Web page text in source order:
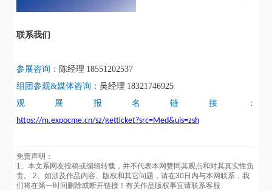
联系我们
参展咨询： 陈经理 18551202537
组团参观&媒体咨询：吴经理 18321746925
观展报名链接：
https://m.expocme.cn/sz/getticket?src=Med&uis=zsh
免责声明：
1、本文系网友投稿或编辑转载，并不代表本网赞同其观点和对其真实性负
责。 2、如涉及作品内容、版权和其它问题，请在30日内与本网联系，我
们将在第一时间删除或断开链接！有关作品版权事宜请联系客服